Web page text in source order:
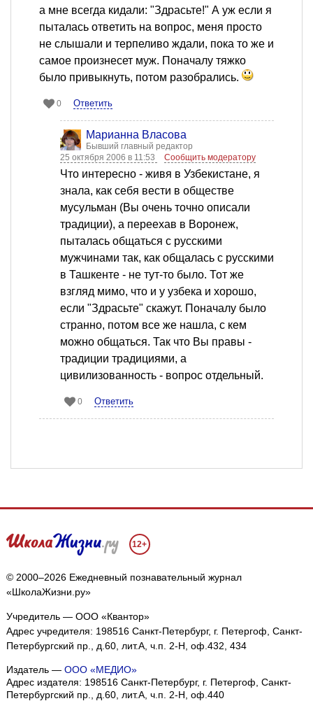
а мне всегда кидали: "Здрасьте!" А уж если я
пыталась ответить на вопрос, меня просто
не слышали и терпеливо ждали, пока то же и
самое произнесет муж. Поначалу тяжко
было привыкнуть, потом разобрались.
0 Ответить
Марианна Власова
Бывший главный редактор
25 октября 2006 в 11:53
Сообщить модератору
Что интересно - живя в Узбекистане, я
знала, как себя вести в обществе
мусульман (Вы очень точно описали
традиции), а переехав в Воронеж,
пыталась общаться с русскими
мужчинами так, как общалась с русскими
в Ташкенте - не тут-то было. Тот же
взгляд мимо, что и у узбека и хорошо,
если "Здрасьте" скажут. Поначалу было
странно, потом все же нашла, с кем
можно общаться. Так что Вы правы -
традиции традициями, а
цивилизованность - вопрос отдельный.
0 Ответить
12+
© 2000–2026 Ежедневный познавательный журнал
«ШколаЖизни.ру»
Учредитель — ООО «Квантор»
Адрес учредителя: 198516 Санкт-Петербург, г. Петергоф, Санкт-
Петербургский пр., д.60, лит.А, ч.п. 2-Н, оф.432, 434
Издатель — ООО «МЕДИО»
Адрес издателя: 198516 Санкт-Петербург, г. Петергоф, Санкт-
Петербургский пр., д.60, лит.А, ч.п. 2-Н, оф.440